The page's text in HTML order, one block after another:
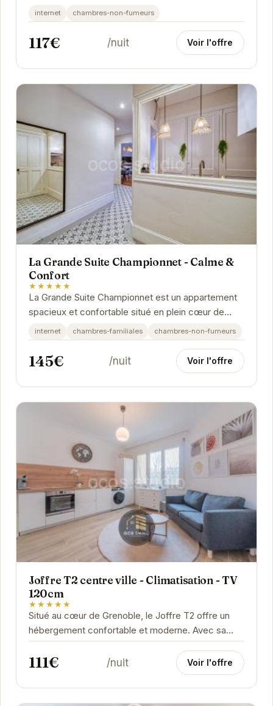
- Rocade - Tram offre un hébergement...
internet chambres-non-fumeurs
117€ /nuit Voir l'offre
La Grande Suite Championnet - Calme &
Confort
★★★★★
La Grande Suite Championnet est un appartement
spacieux et confortable situé en plein cœur de
Grenoble. Offrant un cadre idéal pour les familles...
internet chambres-familiales chambres-non-fumeurs
145€ /nuit Voir l'offre
Joffre T2 centre ville - Climatisation - TV
120cm
★★★★★
Situé au cœur de Grenoble, le Joffre T2 offre un
hébergement confortable et moderne. Avec sa
climatisation, sa grande TV et sa proximité avec
les...
111€ /nuit Voir l'offre